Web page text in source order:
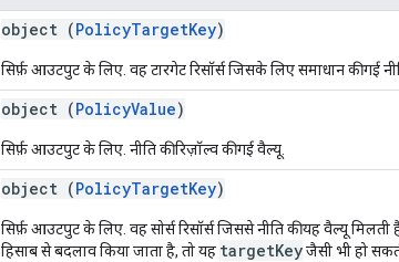
object (PolicyTargetKey)
सिर्फ़ आउटपुट के लिए. वह टारगेट रिसॉर्स जिसके लिए समाधान की गई
object (PolicyValue)
सिर्फ़ आउटपुट के लिए. नीति की रिज़ॉल्व की गई वैल्यू.
object (PolicyTargetKey)
सिर्फ़ आउटपुट के लिए. वह सोर्स रिसॉर्स जिससे नीति की यह वैल्यू
हिसाब से बदलाव किया जाता है, तो यह targetKeyजैसी भी हो